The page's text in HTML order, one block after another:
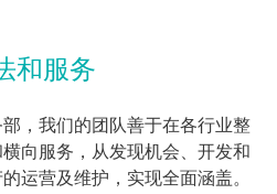
和服务
，我们的团队善于在各行业整
向服务，从发现机会、开发和
运营及维护，实现全面涵盖。